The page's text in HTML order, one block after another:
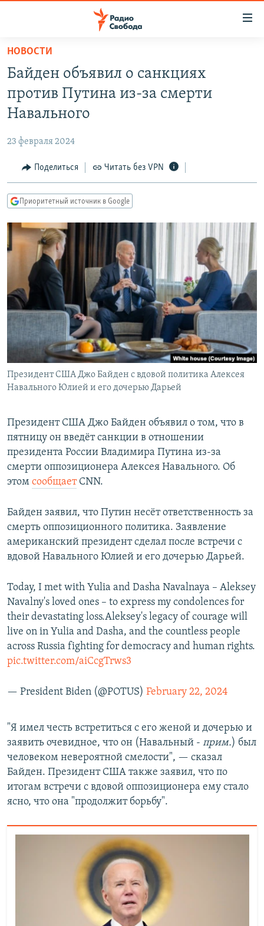
упрощенного
доступа
основному
Вернутся
Вернутся
поиску
ПОДКАСТЫ
АВТОРСКИЕ ПРОЕКТЫ
МНЕНИЯ
КУЛЬТУРА
КАВКАЗ.РЕАЛИИ
СЕВЕР.РЕАЛИИ
СИБИРЬ.РЕАЛИИ
РАСПИСАНИЕ ВЕЩАНИЯ
ПОДПИШИТЕСЬ НА РАССЫЛКУ
СОЦИАЛЬНЫЕ СЕТИ
НОВОСТИ
Байден объявил о санкциях
против Путина из-за смерти
Навального
23 февраля 2024
Поделиться Читать без VPN
Приоритетный источник в Google
Президент США Джо Байден с вдовой политика Алексея
Навального Юлией и его дочерью Дарьей
Президент США Джо Байден объявил о том, что в
пятницу он введёт санкции в отношении
президента России Владимира Путина из-за
смерти оппозиционера Алексея Навального. Об
этом сообщаетCNN.
Байден заявил, что Путин несёт ответственность за
смерть оппозиционного политика. Заявление
американский президент сделал после встречи с
вдовой Навального Юлией и его дочерью Дарьей.
Today, I met with Yulia and Dasha Navalnaya – Aleksey
Navalny's loved ones – to express my condolences for
their devastating loss.Aleksey's legacy of courage will
live on in Yulia and Dasha, and the countless people
across Russia fighting for democracy and human rights.
pic.twitter.com/aiCcgTrws3
— President Biden (@POTUS) February 22, 2024
"Я имел честь встретиться с его женой и дочерью и
заявить очевидное, что он (Навальный - прим.) был
человеком невероятной смелости", — сказал
Байден. Президент США также заявил, что по
итогам встречи с вдовой оппозиционера ему стало
ясно, что она "продолжит борьбу".